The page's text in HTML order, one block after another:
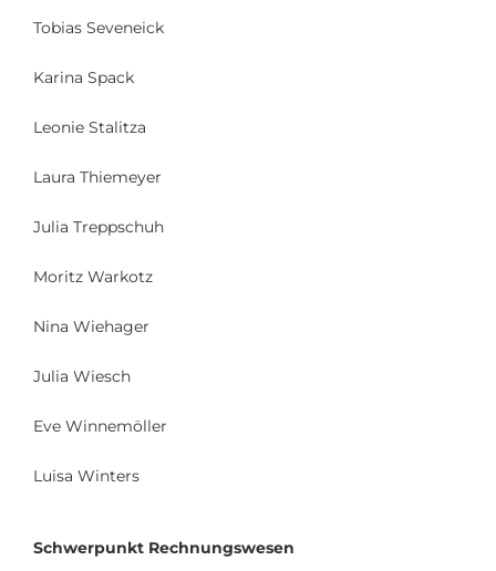
Tobias Seveneick
Karina Spack
Leonie Stalitza
Laura Thiemeyer
Julia Treppschuh
Moritz Warkotz
Nina Wiehager
Julia Wiesch
Eve Winnemöller
Luisa Winters
Schwerpunkt Rechnungswesen